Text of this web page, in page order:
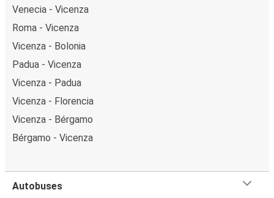
Venecia - Vicenza
Roma - Vicenza
Vicenza - Bolonia
Padua - Vicenza
Vicenza - Padua
Vicenza - Florencia
Vicenza - Bérgamo
Bérgamo - Vicenza
Autobuses